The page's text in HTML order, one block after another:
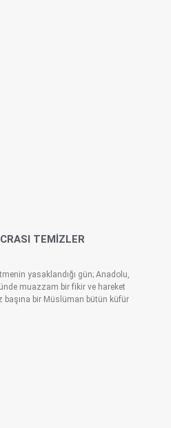
TEMIZLER
yasaklandığı gün; Anadolu,
muazzam bir fikir ve hareket
başına bir Müslüman bütün küfür